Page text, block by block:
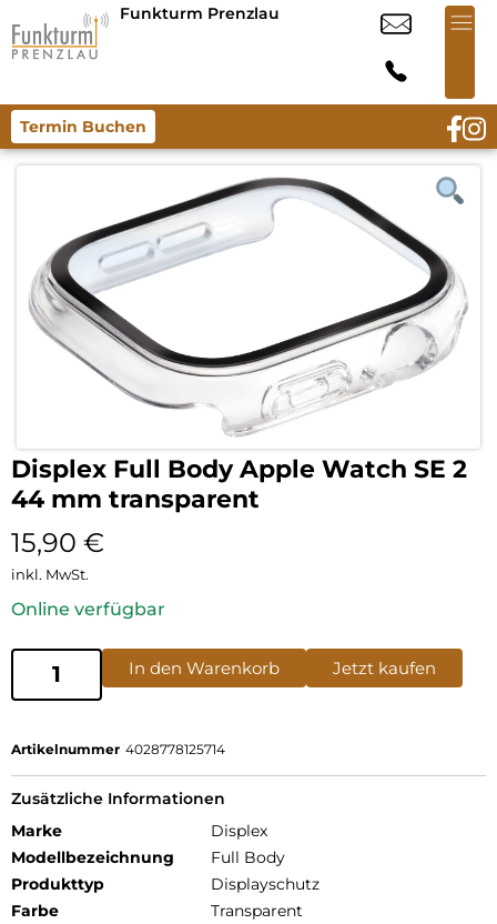
Funkturm Prenzlau
Termin Buchen
Displex Full Body Apple Watch SE 2
44 mm transparent
15,90 €
inkl. MwSt.
Online verfügbar
In den Warenkorb Jetzt kaufen
Artikelnummer 4028778125714
Zusätzliche Informationen
Marke
Displex
Modellbezeichnung
Full Body
Produkttyp
Displayschutz
Farbe
Transparent